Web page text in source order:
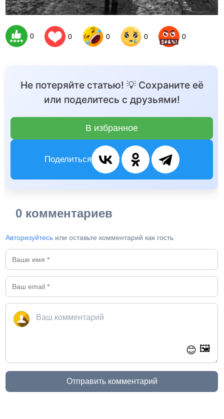
0 0 0 0 0
Не потеряйте статью! 💡 Сохраните её
или поделитесь с друзьями!
В избранное
Поделиться
0 комментариев
Авторизуйтесь или оставьте комментарий как гость
😊 🖼️
Отправить комментарий